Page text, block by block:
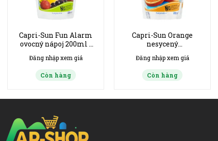
Capri-Sun Fun Alarm
ovocný nápoj 200ml -
Đăng nhập xem giá
Còn hàng
Capri-Sun Orange
nesycený
nápoj 200ml-han
18/7/2027
Đăng nhập xem giá
Còn hàng